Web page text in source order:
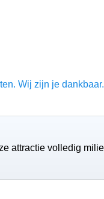
Wij zijn je dankbaar.
attractie volledig